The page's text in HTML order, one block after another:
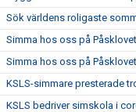
Sök världens roligaste
Simma hos oss på
Simma hos oss på
KSLS-simmare presterade
KSLS bedriver simskola i